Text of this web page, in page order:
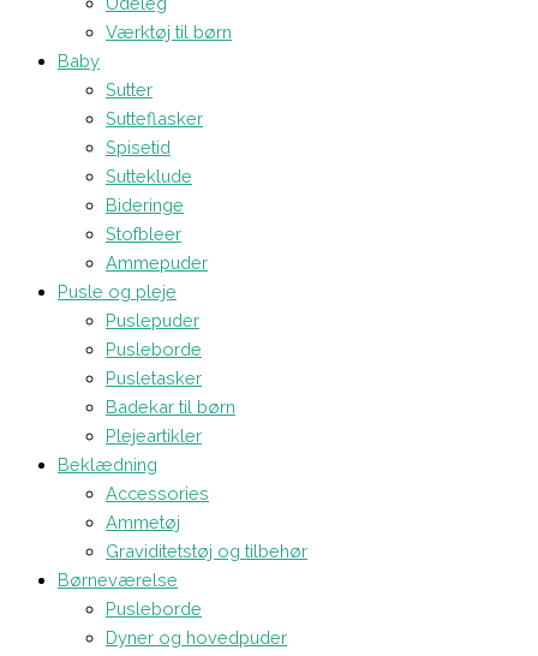
Værktøj til børn
Baby
Sutter
Sutteflasker
Spisetid
Sutteklude
Bideringe
Stofbleer
Ammepuder
Pusle og pleje
Puslepuder
Pusleborde
Pusletasker
Badekar til børn
Plejeartikler
Beklædning
Accessories
Ammetøj
Graviditetstøj og tilbehør
Børneværelse
Pusleborde
Dyner og hovedpuder